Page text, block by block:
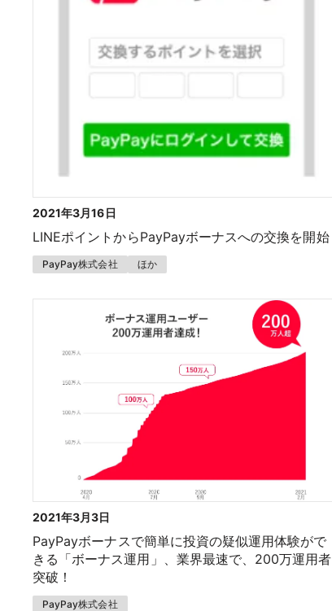
2021年3月16日
LINEポイントからPayPayボーナスへの交換を開始
PayPay株式会社 ほか
2021年3月3日
PayPayボーナスで簡単に投資の疑似運用体験がで
きる「ボーナス運用」、業界最速で、200万運用者
突破！
PayPay株式会社